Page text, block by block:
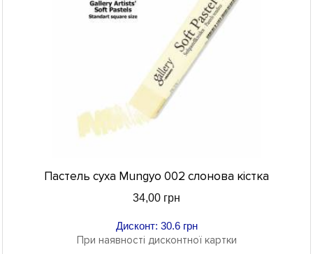
Пастель суха Mungyo 002 слонова кістка
34,00 грн
Дисконт: 30.6 грн
При наявності дисконтної картки